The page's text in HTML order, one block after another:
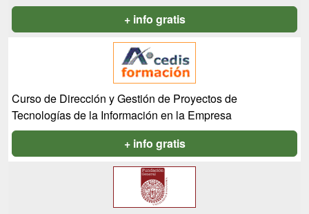
+ info gratis
Curso de Dirección y Gestión de Proyectos de
Tecnologías de la Información en la Empresa
+ info gratis